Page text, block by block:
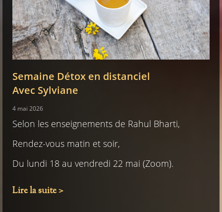
Semaine Détox en distanciel
Avec Sylviane
4 mai 2026
Selon les enseignements de Rahul Bharti,
Rendez-vous matin et soir,
Du lundi 18 au vendredi 22 mai (Zoom).
Lire la suite >